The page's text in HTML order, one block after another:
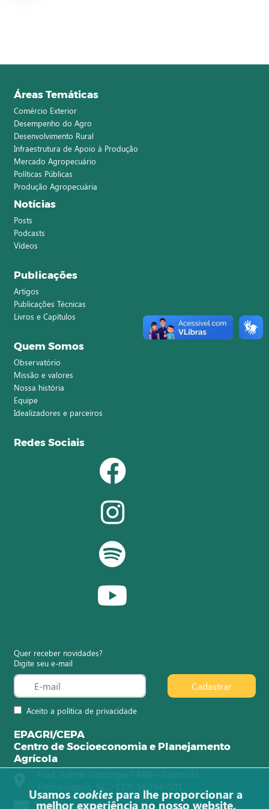
Áreas Temáticas
Comércio Exterior
Desempenho do Agro
Desenvolvimento Rural
Infraestrutura de Apoio à Produção
Mercado Agropecuário
Políticas Públicas
Produção Agropecuária
Notícias
Posts
Podcasts
Vídeos
Publicações
Artigos
Publicações Técnicas
Livros e Capítulos
Quem Somos
Observatório
Missão e valores
Nossa história
Equipe
Idealizadores e parceiros
Redes Sociais
Quer receber novidades?
Digite seu e-mail
Aceito a política de privacidade
Cadastrar
EPAGRI/CEPA
Centro de Socioeconomia e Planejamento
Agrícola
Usamos cookies para lhe proporcionar a
melhor experiência no nosso website.